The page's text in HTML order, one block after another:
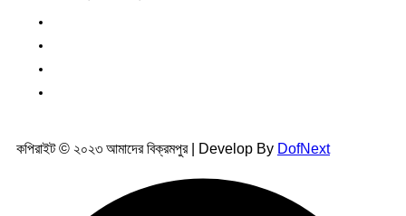
কপিরাইট © ২০২৩ আমাদের বিক্রমপুর | Develop By DofNext